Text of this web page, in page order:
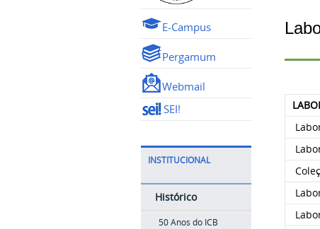
E-Campus
Pergamum
Webmail
SEI!
INSTITUCIONAL
Histórico
50 Anos do ICB